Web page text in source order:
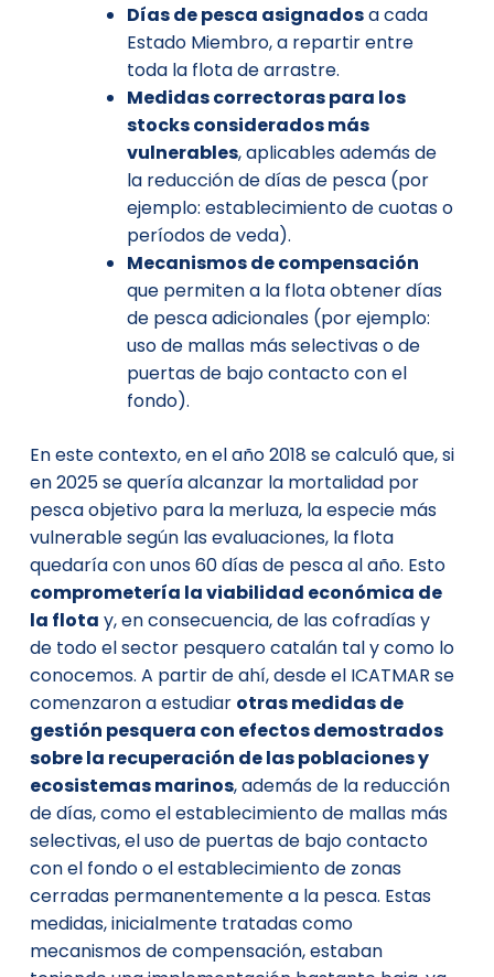
Días de pesca asignadosa cada
Estado Miembro, a repartir entre
toda la flota de arrastre.
Medidas correctoraspara los
stocks considerados más
vulnerables, aplicables además de
la reducción de días de pesca (por
ejemplo: establecimiento de cuotas o
períodos de veda).
Mecanismos de compensación
que permiten a la flota obtener días
de pesca adicionales (por ejemplo:
uso de mallas más selectivas o de
puertas de bajo contacto con el
fondo).
En este contexto, en el año 2018 se calculó que, si
en 2025 se quería alcanzar la mortalidad por
pesca objetivo para la merluza, la especie más
vulnerable según las evaluaciones, la flota
quedaría con unos 60 días de pesca al año. Esto
comprometería la viabilidad económica de
la flota y, en consecuencia, de las cofradías y
de todo el sector pesquero catalán tal y como lo
conocemos. A partir de ahí, desde el ICATMAR se
comenzaron a estudiar otras medidas de
gestión pesquera con efectos demostrados
sobre la recuperación de las poblaciones y
ecosistemas marinos, además de la reducción
de días, como el establecimiento de mallas más
selectivas, el uso de puertas de bajo contacto
con el fondo o el establecimiento de zonas
cerradas permanentemente a la pesca. Estas
medidas, inicialmente tratadas como
mecanismos de compensación, estaban